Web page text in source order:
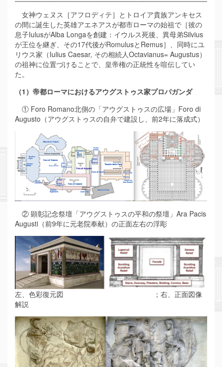
女神ウェヌス［アフロディテ］とトロイア貴族アンキセス
の間に誕生した英雄アエネアスが都市ローマの始祖で［彼の
息子IulusがAlba Longaを創建：イウルス死後、異母弟Silvius
が王位を継ぎ、その17代後がRomulusとRemus］、同時にユ
リウス家（Iulius Caesar, その相続人Octavianus= Augustus）
の祖神に位置づけることで、皇帝権の正統性を喧伝してい
た。
（1）帝都ローマにおけるアウグストゥス家プロパガンダ
① Foro Romano北側の「アウグストゥスの広場」Foro di
Augusto（アウグストゥスの自弁で建設し、前2年に落成式）
② 顕彰記念祭壇「アウグストゥスの平和の祭壇」Ara Pacis
Augusti（前9年に元老院奉献）の正面左右の浮彫
左、色彩復元図 ；右、正面図像
解説